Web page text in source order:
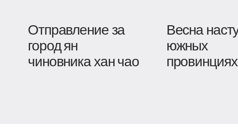
Отправление за
город ян
чиновника хан чао
Весна
южных
провинциях